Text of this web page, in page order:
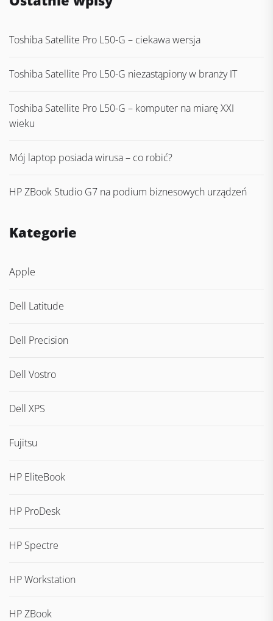
Toshiba Satellite Pro L50-G – ciekawa wersja
Toshiba Satellite Pro L50-G niezastąpiony w branży IT
Toshiba Satellite Pro L50-G – komputer na miarę XXI
wieku
Mój laptop posiada wirusa – co robić?
HP ZBook Studio G7 na podium biznesowych urządzeń
Kategorie
Apple
Dell Latitude
Dell Precision
Dell Vostro
Dell XPS
Fujitsu
HP EliteBook
HP ProDesk
HP Spectre
HP Workstation
HP ZBook